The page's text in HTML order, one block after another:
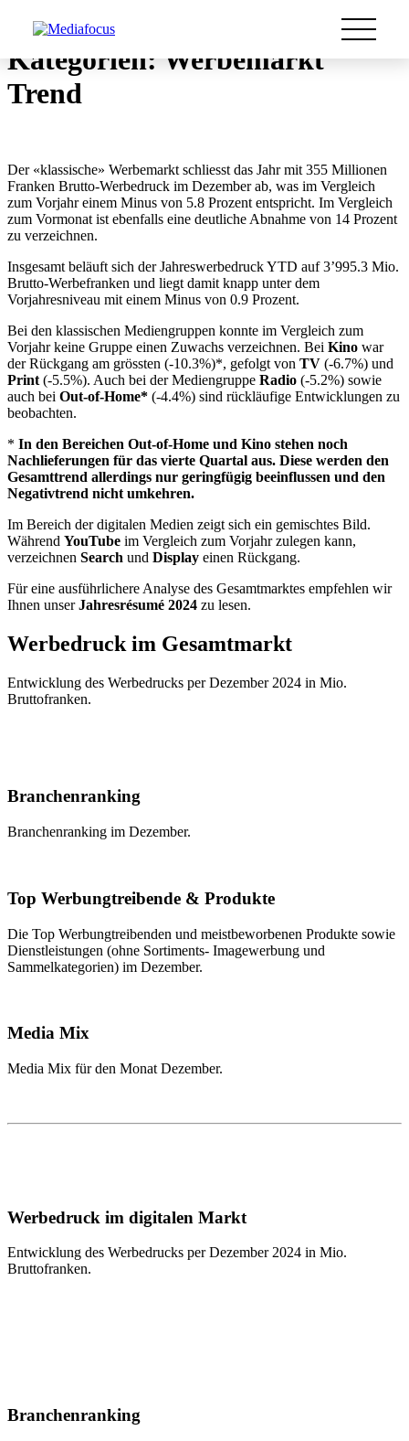
Kategorien:Werbemarkt
Trend
Der «klassische» Werbemarkt schliesst das Jahr mit 355 Millionen
Franken Brutto-Werbedruck im Dezember ab, was im Vergleich
zum Vorjahr einem Minus von 5.8 Prozent entspricht. Im Vergleich
zum Vormonat ist ebenfalls eine deutliche Abnahme von 14 Prozent
zu verzeichnen.
Insgesamt beläuft sich der Jahreswerbedruck YTD auf 3’995.3 Mio.
Brutto-Werbefranken und liegt damit knapp unter dem
Vorjahresniveau mit einem Minus von 0.9 Prozent.
Bei den klassischen Mediengruppen konnte im Vergleich zum
Vorjahr keine Gruppe einen Zuwachs verzeichnen. Bei Kino war
der Rückgang am grössten (-10.3%)*, gefolgt von TV (-6.7%) und
Print (-5.5%). Auch bei der Mediengruppe Radio (-5.2%) sowie
auch bei Out-of-Home* (-4.4%) sind rückläufige Entwicklungen zu
beobachten.
* In den Bereichen Out-of-Home und Kino stehen noch
Nachlieferungen für das vierte Quartal aus. Diese werden den
Gesamttrend allerdings nur geringfügig beeinflussen und den
Negativtrend nicht umkehren.
Im Bereich der digitalen Medien zeigt sich ein gemischtes Bild.
Während YouTube im Vergleich zum Vorjahr zulegen kann,
verzeichnen Search und Display einen Rückgang.
Für eine ausführlichere Analyse des Gesamtmarktes empfehlen wir
Ihnen unserJahresrésumé 2024 zu lesen.
Werbedruck im Gesamtmarkt
Entwicklung des Werbedrucks per Dezember 2024 in Mio.
Bruttofranken.
Branchenranking
Branchenranking im Dezember.
Top Werbungtreibende & Produkte
Die Top Werbungtreibenden und meistbeworbenen Produkte sowie
Dienstleistungen (ohne Sortiments- Imagewerbung und
Sammelkategorien) im Dezember.
Media Mix
Media Mix für den Monat Dezember.
Werbedruck im digitalen Markt
Entwicklung des Werbedrucks per Dezember 2024 in Mio.
Bruttofranken.
Branchenranking